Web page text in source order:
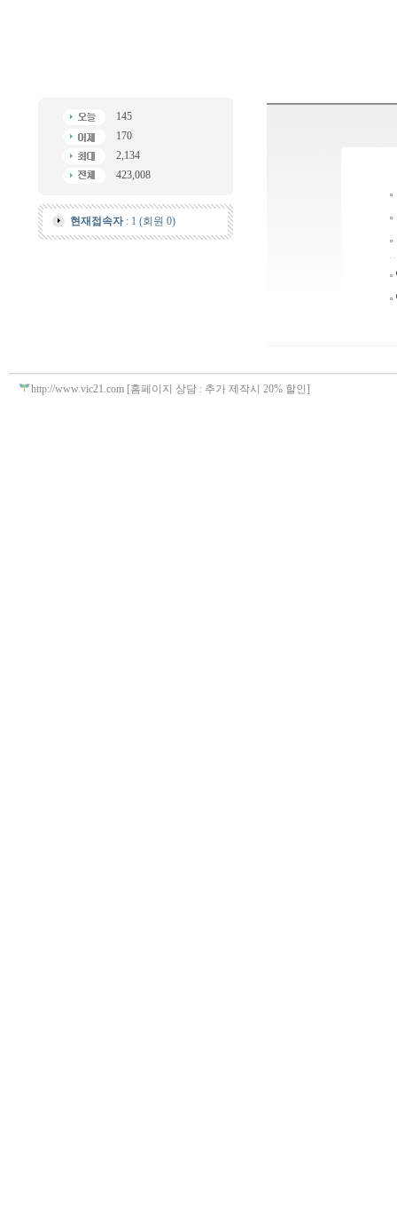
145
170
2,134
423,008
현재접속자: 1 (회원 0)
http://www.vic21.com [홈페이지 상담 : 추가 제작시 20% 할인]